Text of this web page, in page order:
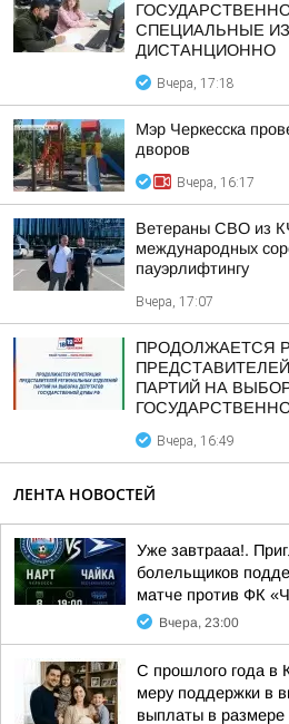
СПЕЦИАЛЬНЫЕ
ДИСТАНЦИОННО
Вчера, 17:18
Мэр Черкесска
дворов
Вчера, 16:17
Ветераны СВО из
международных
пауэрлифтингу
Вчера, 17:07
ПРОДОЛЖАЕТСЯ
ПАРТИЙ НА
Вчера, 16:49
ЛЕНТА НОВОСТЕЙ
Уже завтрааа!.
болельщиков
матче против ФК
Вчера, 23:00
С прошлого года в
меру поддержки в
выплаты в размере